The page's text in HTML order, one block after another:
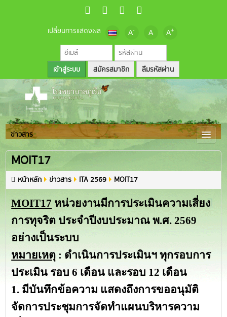
เปลี่ยนการแสดงผล A- A A+
สมัครสมาชิก ลืมรหัสผ่าน
ข่าวสาร
MOIT17
หน้าหลัก ข่าวสาร ITA 2569 MOIT17
MOIT17 หน่วยงานมีการประเมินความเสี่ยง
การทุจริต ประจำปีงบประมาณ พ.ศ. 2569
อย่างเป็นระบบ
หมายเหตุ : ดำเนินการประเมินฯ ทุกรอบการ
ประเมิน รอบ 6 เดือน และรอบ 12 เดือน
1. มีบันทึกข้อความ แสดงถึงการขออนุมัติ
จัดการประชุมการจัดทำแผนบริหารความ